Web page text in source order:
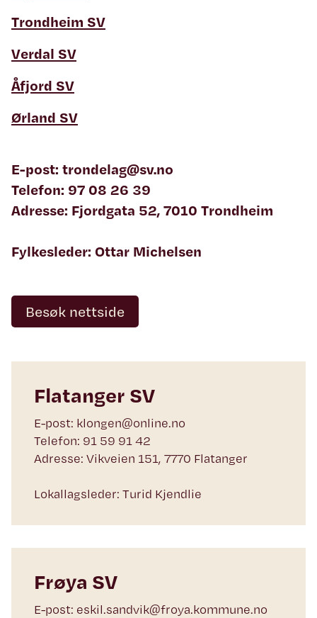
Trondheim SV
Verdal SV
Åfjord SV
Ørland SV
E-post: trondelag@sv.no
Telefon: 97 08 26 39
Adresse: Fjordgata 52, 7010 Trondheim
Fylkesleder: Ottar Michelsen
Besøk nettside
Flatanger SV
E-post: klongen@online.no
Telefon: 91 59 91 42
Adresse: Vikveien 151, 7770 Flatanger
Lokallagsleder: Turid Kjendlie
Frøya SV
E-post: eskil.sandvik@froya.kommune.no